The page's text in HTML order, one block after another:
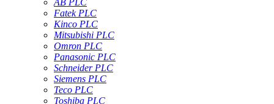
Fatek PLC
Kinco PLC
Mitsubishi PLC
Omron PLC
Panasonic PLC
Schneider PLC
Siemens PLC
Teco PLC
Toshiba PLC